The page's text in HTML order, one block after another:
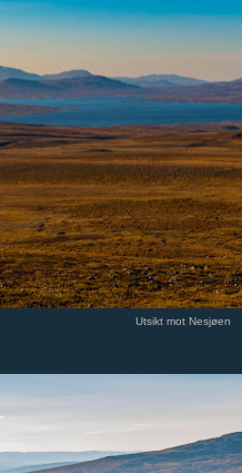
Utsikt mot Nesjøen